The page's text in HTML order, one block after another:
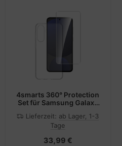
4smarts 360° Protection
Set für Samsung Galaxy
Lieferzeit: ab Lager, 1-3
Tage
33,99 €